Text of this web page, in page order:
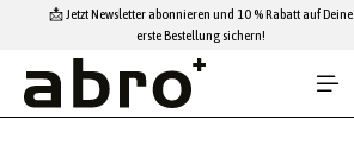
Zum Hauptinhalt springen
📩 Jetzt Newsletter abonnieren und 10 % Rabatt auf Deine
erste Bestellung sichern!